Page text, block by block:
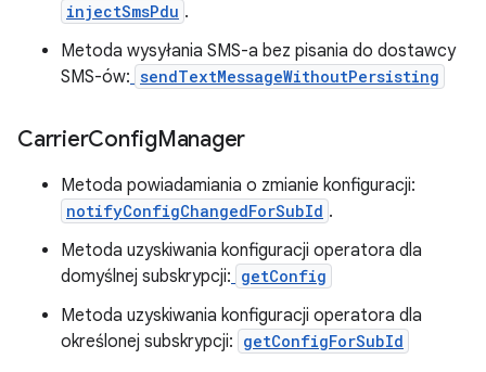
injectSmsPdu .
Metoda wysyłania SMS-a bez pisania do dostawcy
SMS-ów: sendTextMessageWithoutPersisting
CarrierConfigManager
Metoda powiadamiania o zmianie konfiguracji:
notifyConfigChangedForSubId .
Metoda uzyskiwania konfiguracji operatora dla
domyślnej subskrypcji: getConfig
Metoda uzyskiwania konfiguracji operatora dla
określonej subskrypcji: getConfigForSubId